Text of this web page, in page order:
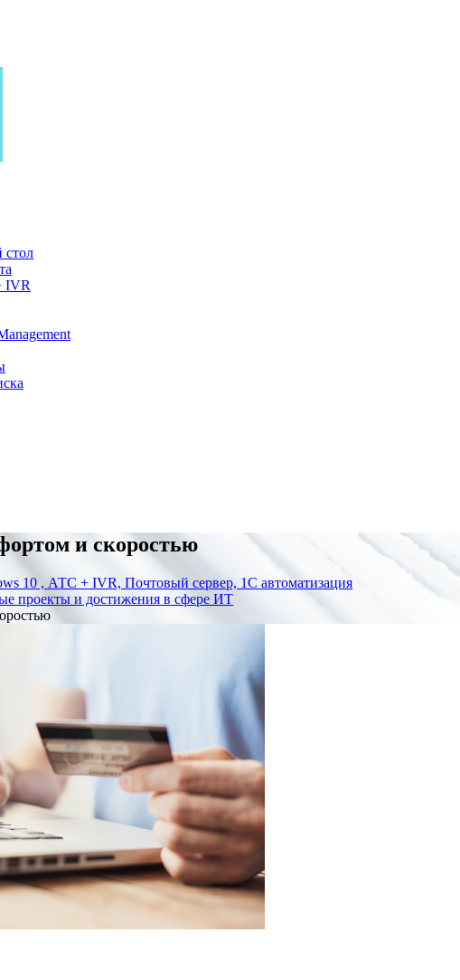
стол
IVR
и скоростью
10 , АТС + IVR, Почтовый сервер, 1С автоматизация
проекты и достижения в сфере ИТ